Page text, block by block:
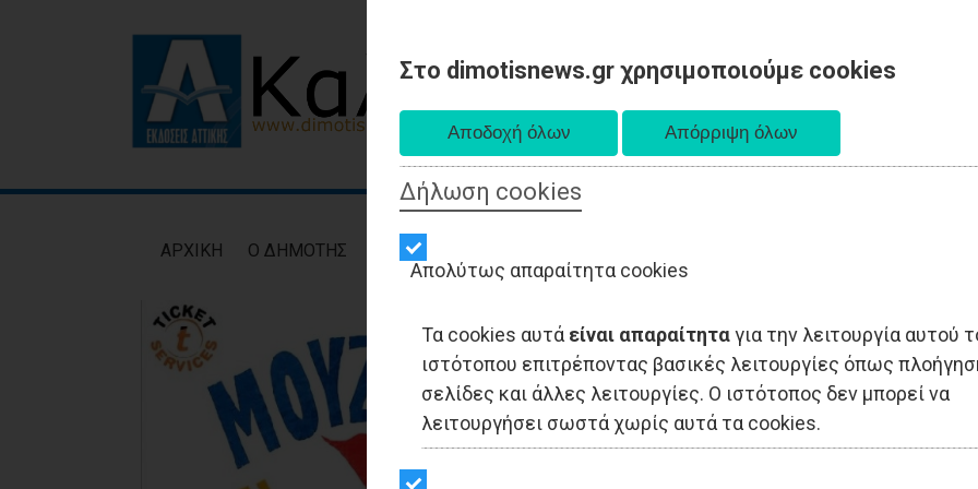
Στο dimotisnews.gr χρησιμοποιούμε cookies
Δήλωση cookies
Απολύτως απαραίτητα cookies
Τα cookies αυτά είναι απαραίτηταγια την λειτουργία αυτού
ιστότοπου επιτρέποντας βασικές λειτουργίες όπως
σελίδες και άλλες λειτουργίες. Ο ιστότοπος δεν μπορεί να
λειτουργήσει σωστά χωρίς αυτά τα cookies.
AΡXIKH Ο ΔΗΜΟΤΗΣ ΕΙΔΗΣΕΙΣ